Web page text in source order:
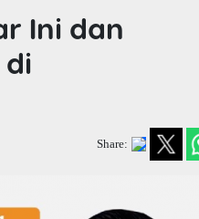
Ini dan
di
Share: